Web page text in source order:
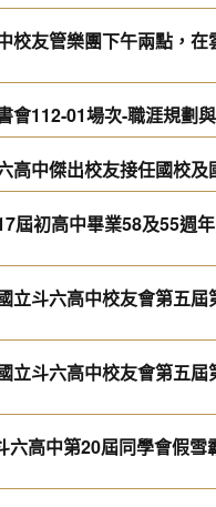
校友管樂團下午兩點，
會112-01場次-職涯規劃
高中傑出校友接任國校及
屆初高中畢業58及55週
立斗六高中校友會第五
立斗六高中校友會第五
六高中第20屆同學會假